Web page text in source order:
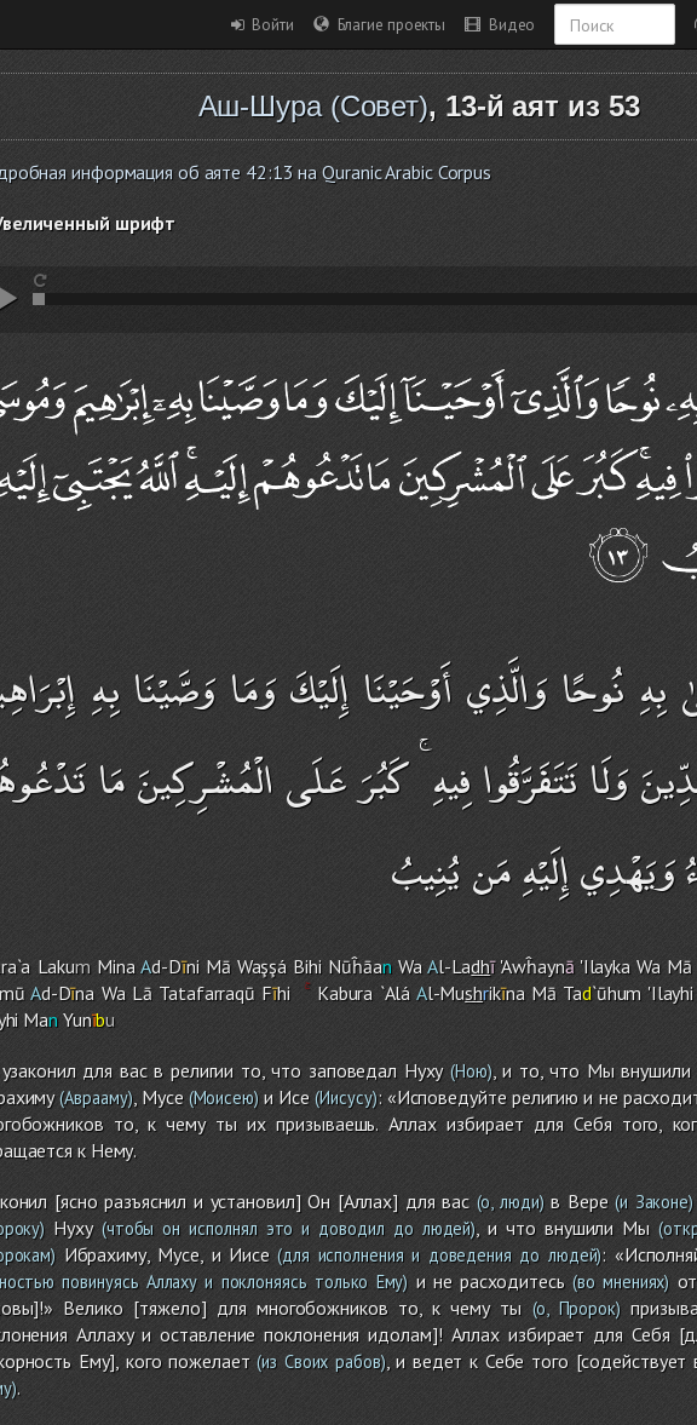
Войти Благие проекты Видео
Аш-Шура (Совет), 13-й аят из 53
информация об аяте 42:13 на Quranic Arabic Corpus
шрифт
نُوحًا وَالَّذِي أَوْحَيْنَا إِلَيْكَ وَمَا وَصَّيْنَا بِهِ
وَلَا تَتَفَرَّقُوا فِيهِ ۚ كَبُرَ عَلَى الْمُشْرِكِينَ مَا
وَيَهْدِي إِلَيْهِ مَن يُنِيبُ
Lakum MinaAd-Dīni Mā Waşşá Bihi NūĥāanWaAl-Ladhī'Awĥaynā'Ilayka Wa Mā
Ad-Dīna Wa Lā Tatafarraqū Fīhi Kabura `Alá Al-Mushrikīna Mā Tad`ūhum 'Ilayhi
ManYunību
для вас в религии то, что заповедал Нуху(Ною), и то, что Мы внушили
(Аврааму), Мусе(Моисею)и Исе (Иисусу): «Исповедуйте религию и не
то, к чему ты их призываешь. Аллах избирает для Себя того,
к Нему.
[ясно разъяснил и установил] Он [Аллах] для вас(о, люди)в Вере(и Законе)
Нуху(чтобы он исполнял это и доводил до людей), и что внушили Мы
Ибрахиму, Мусе, и Иисе(для исполнения и доведения до людей):
повинуясь Аллаху и поклоняясь только Ему) и не расходитесь(во мнениях)
Велико [тяжело] для многобожников то, к чему ты (о, Пророк)
Аллаху и оставление поклонения идолам]! Аллах избирает для Себя
Ему], кого пожелает(из Своих рабов), и ведет к Себе того
.